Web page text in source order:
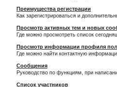
Преимущества регистрации
Как зарегистрироваться и
Просмотр активных тем и новых
Где можно просмотреть список
Просмотр информации профиля
Где можно найти контактную
Сообщения
Руководство по функциям, при
Список участников